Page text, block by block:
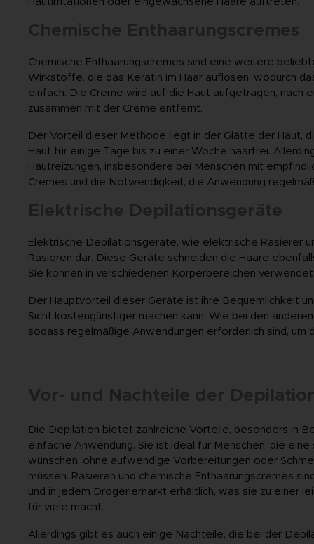
Chemische Enthaarungscremes
Chemische Enthaarungscremes sind eine weitere
Wirkstoffe, die das Keratin im Haar auflösen, wodurch
einfach: Die Creme wird auf die Haut aufgetragen, nach
zusammen mit der Creme entfernt.
Der Vorteil dieser Methode liegt in der Glätte der Haut,
Haut für einige Tage bis zu einer Woche haarfrei.
Hautreizungen, insbesondere bei Menschen mit
Cremes und die Notwendigkeit, die Anwendung
Elektrische Depilationsgeräte
Elektrische Depilationsgeräte, wie elektrische Rasierer
Rasieren dar. Diese Geräte schneiden die Haare
Sie können in verschiedenen Körperbereichen
Der Hauptvorteil dieser Geräte ist ihre Bequemlichkeit
Sicht kostengünstiger machen kann. Wie bei den
sodass regelmäßige Anwendungen erforderlich sind, um
Vor- und Nachteile der
Die Depilation bietet zahlreiche Vorteile, besonders in
einfache Anwendung. Sie ist ideal für Menschen, die
wünschen, ohne aufwendige Vorbereitungen oder
müssen. Rasieren und chemische Enthaarungscremes
und in jedem Drogeriemarkt erhältlich, was sie zu einer
für viele macht.
Allerdings gibt es auch einige Nachteile, die bei der